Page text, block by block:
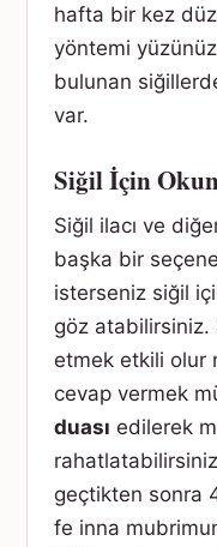
hafta bir kez
yöntemi
bulunan
var.
Siğil İçin
Siğil ilacı ve
başka bir
isterseniz siğil
göz atabilirsiniz.
etmek etkili olur
cevap vermek
duası edilerek
geçtikten sonra
fe inna